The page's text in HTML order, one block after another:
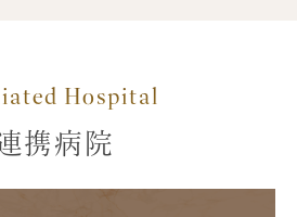
Hospital
携病院